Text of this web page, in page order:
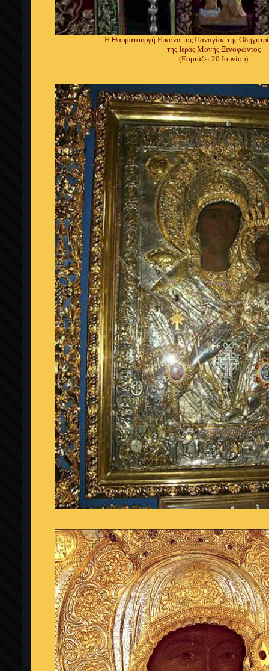
Η Θαυματουργή Εικόνα της Παναγίας της
της Ιεράς Μονής Ξενοφώντος
(Εορτάζει 20 Ιουνίου)